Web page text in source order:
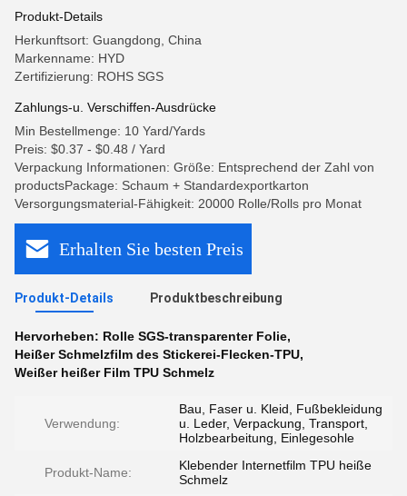
Produkt-Details
Herkunftsort: Guangdong, China
Markenname: HYD
Zertifizierung: ROHS SGS
Zahlungs-u. Verschiffen-Ausdrücke
Min Bestellmenge: 10 Yard/Yards
Preis: $0.37 - $0.48 / Yard
Verpackung Informationen: Größe: Entsprechend der Zahl von
productsPackage: Schaum + Standardexportkarton
Versorgungsmaterial-Fähigkeit: 20000 Rolle/Rolls pro Monat
Erhalten Sie besten Preis
Produkt-Details Produktbeschreibung
Hervorheben: Rolle SGS-transparenter Folie,
Heißer Schmelzfilm des Stickerei-Flecken-TPU,
Weißer heißer Film TPU Schmelz
Verwendung:
Bau, Faser u. Kleid, Fußbekleidung
u. Leder, Verpackung, Transport,
Holzbearbeitung, Einlegesohle
Produkt-Name:
Klebender Internetfilm TPU heiße
Schmelz